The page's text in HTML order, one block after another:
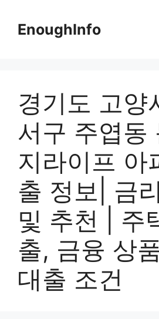
contentEnoughInfo
경기도 고양
서구 주엽동
지라이프 아
출 정보| 금
및 추천 | 주
출, 금융 상
대출 조건